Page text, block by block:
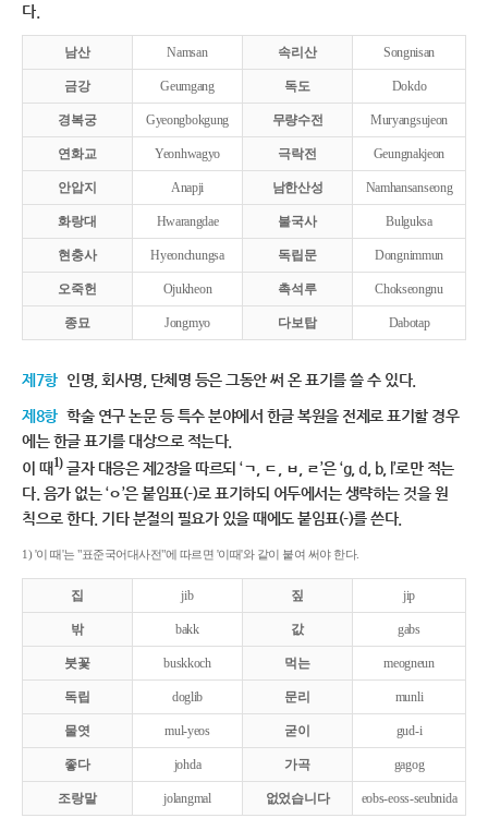
다.
남산 Namsan 속리산 Songnisan
금강 Geumgang 독도 Dokdo
경복궁 Gyeongbokgung 무량수전 Muryangsujeon
연화교 Yeonhwagyo 극락전 Geungnakjeon
안압지 Anapji 남한산성 Namhansanseong
화랑대 Hwarangdae 불국사 Bulguksa
현충사 Hyeonchungsa 독립문 Dongnimmun
오죽헌 Ojukheon 촉석루 Chokseongnu
종묘 Jongmyo 다보탑 Dabotap
제7항 인명, 회사명, 단체명 등은 그동안 써 온 표기를 쓸 수 있다.
제8항 학술 연구 논문 등 특수 분야에서 한글 복원을 전제로 표기할 경우
에는 한글 표기를 대상으로 적는다.
이 때1)글자 대응은 제2장을 따르되 ‘ㄱ, ㄷ, ㅂ, ㄹ’은 ‘g, d, b, l’로만 적는
다. 음가 없는 ‘ㅇ’은 붙임표(-)로 표기하되 어두에서는 생략하는 것을 원
칙으로 한다. 기타 분절의 필요가 있을 때에도 붙임표(-)를 쓴다.
1) '이 때'는 "표준국어대사전"에 따르면 '이때'와 같이 붙여 써야 한다.
집 jib 짚 jip
밖 bakk 값 gabs
붓꽃 buskkoch 먹는 meogneun
독립 doglib 문리 munli
물엿 mul-yeos 굳이 gud-i
좋다 johda 가곡 gagog
조랑말 jolangmal 없었습니다 eobs-eoss-seubnida